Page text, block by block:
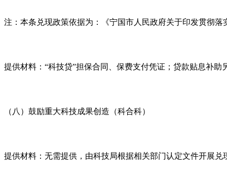
注：本条兑现政策依据为：《宁国市人民政府关于印发贯彻
提供材料：“科技贷”担保合同、保费支付凭证；贷款贴息补
（八）鼓励重大科技成果创造（科合科）
提供材料：无需提供，由科技局根据相关部门认定文件开展兑